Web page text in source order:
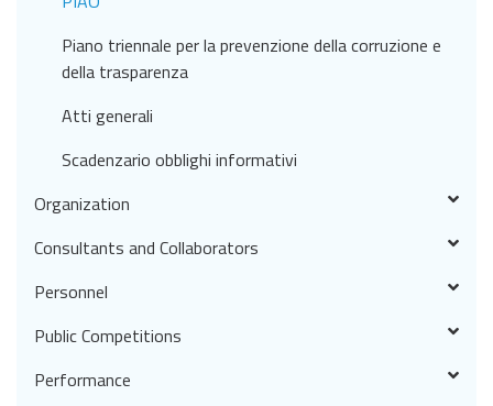
Piano triennale per la prevenzione della corruzione e
della trasparenza
Atti generali
Scadenzario obblighi informativi
Organization
Consultants and Collaborators
Personnel
Public Competitions
Performance